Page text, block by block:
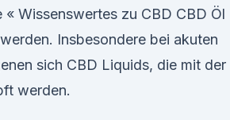
« Wissenswertes zu CBD CBD Öl
Insbesondere bei akuten
sich CBD Liquids, die mit der
werden.